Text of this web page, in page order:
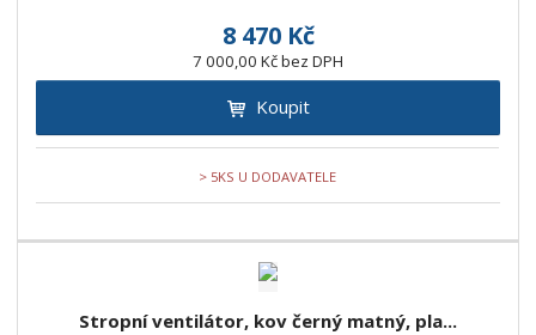
8 470 Kč
7 000,00 Kč bez DPH
Koupit
> 5KS U DODAVATELE
Stropní ventilátor, kov černý matný, pla...